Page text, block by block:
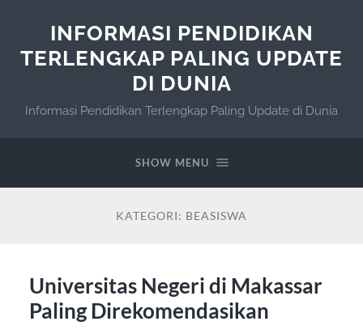
INFORMASI PENDIDIKAN
TERLENGKAP PALING UPDATE
DI DUNIA
Informasi Pendidikan Terlengkap Paling Update di Dunia
SHOW MENU
KATEGORI: BEASISWA
Universitas Negeri di Makassar
Paling Direkomendasikan